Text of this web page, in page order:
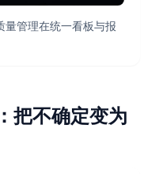
量管理在统一看板与报
把不确定变为